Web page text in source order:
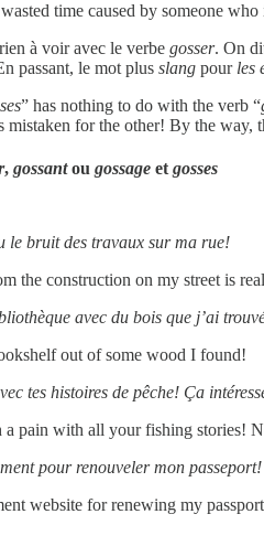
time caused by someone
à voir avec le verbe gosser. On
passant, le mot plus slang pour les
” has nothing to do with the verb “
mistaken for the other! By the
, gossantou gossage etgosses
le bruit des travaux sur ma rue!
the construction on my street is
avec du bois que j’ai
out of some wood I found!
tes histoires de pêche! Ça
a pain with all your fishing stories!
pour renouveler mon passeport!
website for renewing my